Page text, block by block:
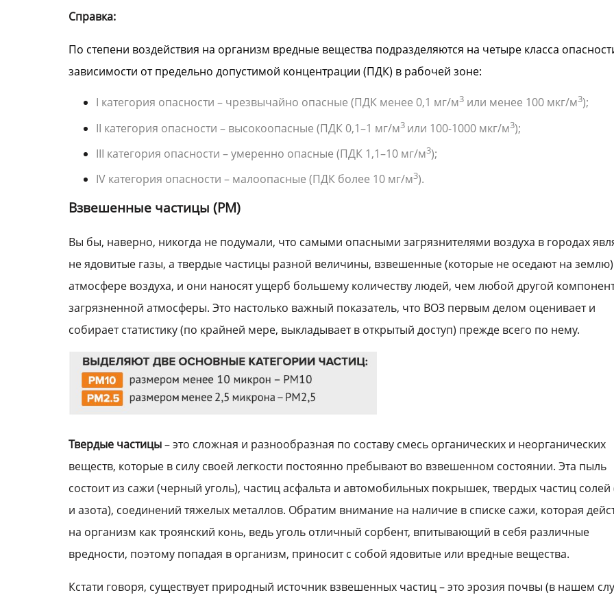
Справка:
По степени воздействия на организм вредные вещества подразделяются на четыре класса
зависимости от предельно допустимой концентрации (ПДК) в рабочей зоне:
I категория опасности – чрезвычайно опасные (ПДК менее 0,1 мг/м3или менее 100 мкг/м3);
II категория опасности – высокоопасные (ПДК 0,1–1 мг/м3 или 100-1000 мкг/м3);
III категория опасности – умеренно опасные (ПДК 1,1–10 мг/м3);
IV категория опасности – малоопасные (ПДК более 10 мг/м3).
Взвешенные частицы (PM)
Вы бы, наверно, никогда не подумали, что самыми опасными загрязнителями воздуха в городах
не ядовитые газы, а твердые частицы разной величины, взвешенные (которые не оседают на
атмосфере воздуха, и они наносят ущерб большему количеству людей, чем любой другой
загрязненной атмосферы. Это настолько важный показатель, что ВОЗ первым делом оценивает и
собирает статистику (по крайней мере, выкладывает в открытый доступ) прежде всего по нему.
Твердые частицы– это сложная и разнообразная по составу смесь органических и неорганических
веществ, которые в силу своей легкости постоянно пребывают во взвешенном состоянии. Эта пыль
состоит из сажи (черный уголь), частиц асфальта и автомобильных покрышек, твердых частиц
и азота), соединений тяжелых металлов. Обратим внимание на наличие в списке сажи, которая
на организм как троянский конь, ведь уголь отличный сорбент, впитывающий в себя различные
вредности, поэтому попадая в организм, приносит с собой ядовитые или вредные вещества.
Кстати говоря, существует природный источник взвешенных частиц – это эрозия почвы (в нашем